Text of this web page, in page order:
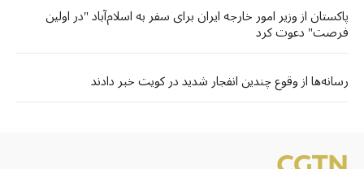
پاکستان از وزیر امور خارجه ایران برای سفر به اسلام‌آباد "در اولین
فرصت" دعوت کرد
رسانه‌ها از وقوع چندین انفجار شدید در کویت خبر دادند